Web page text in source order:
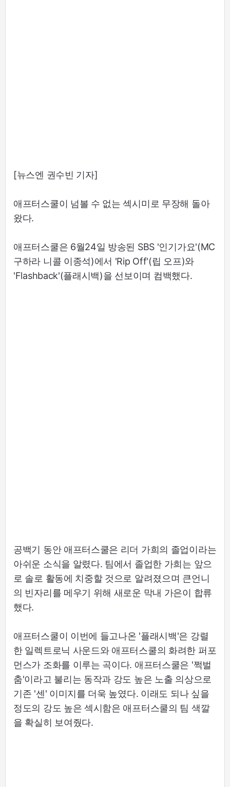
[뉴스엔 권수빈 기자]
애프터스쿨이 넘볼 수 없는 섹시미로 무장해 돌아
왔다.
애프터스쿨은 6월24일 방송된 SBS '인기가요'(MC
구하라 니콜 이종석)에서 'Rip Off'(립 오프)와
'Flashback'(플래시백)을 선보이며 컴백했다.
공백기 동안 애프터스쿨은 리더 가희의 졸업이라는
아쉬운 소식을 알렸다. 팀에서 졸업한 가희는 앞으
로 솔로 활동에 치중할 것으로 알려졌으며 큰언니
의 빈자리를 메우기 위해 새로운 막내 가은이 합류
했다.
애프터스쿨이 이번에 들고나온 '플래시백'은 강렬
한 일렉트로닉 사운드와 애프터스쿨의 화려한 퍼포
먼스가 조화를 이루는 곡이다. 애프터스쿨은 '쩍벌
춤'이라고 불리는 동작과 강도 높은 노출 의상으로
기존 '센' 이미지를 더욱 높였다. 이래도 되나 싶을
정도의 강도 높은 섹시함은 애프터스쿨의 팀 색깔
을 확실히 보여줬다.